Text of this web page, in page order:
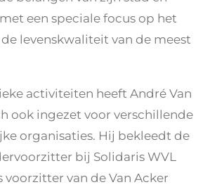
een speciale focus op het
levenskwaliteit van de meest
activiteiten heeft André Van
ook ingezet voor verschillende
organisaties. Hij bekleedt de
bij Solidaris WVL
voorzitter van de Van Acker